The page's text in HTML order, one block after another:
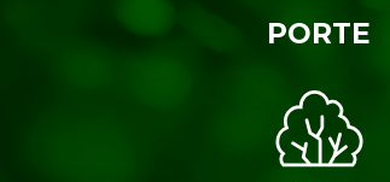
PORTE